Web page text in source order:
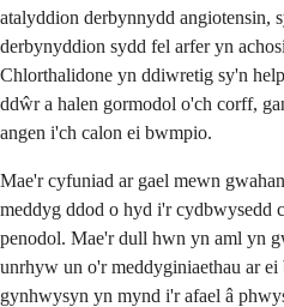
atalyddion derbynnydd angiotensin,
derbynyddion sydd fel arfer yn
Chlorthalidone yn ddiwretig sy'n
ddŵr a halen gormodol o'ch corff,
angen i'ch calon ei bwmpio.
Mae'r cyfuniad ar gael mewn
meddyg ddod o hyd i'r cydbwysedd
penodol. Mae'r dull hwn yn aml yn
unrhyw un o'r meddyginiaethau ar
gynhwysyn yn mynd i'r afael â